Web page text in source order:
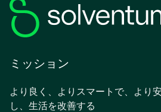
ミッション
より良く、よりスマートで、より
し、生活を改善する